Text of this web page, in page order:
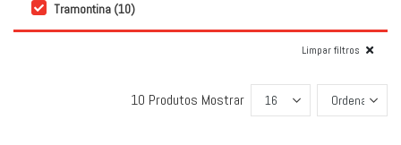
Tramontina (10)
Limpar filtros
10 Produtos Mostrar